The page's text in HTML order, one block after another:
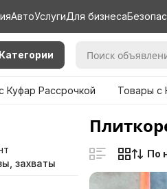
АвтоУслугиДля бизнеса
Категории
Куфар Рассрочкой Товары с
захваты
По